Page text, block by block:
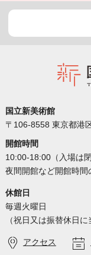
国立新美術館
〒106-8558 東京都港
開館時間
10:00-18:00（入場は
夜間開館など開館時間
休館日
毎週火曜日
（祝日又は振替休日
アクセス